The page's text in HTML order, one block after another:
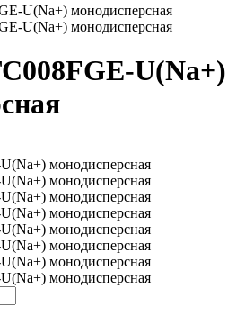
U(Na+) монодисперсная
U(Na+) монодисперсная
U(Na+)